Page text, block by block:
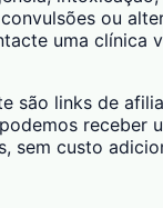
ou
uma clínica
são links de
receber
sem custo